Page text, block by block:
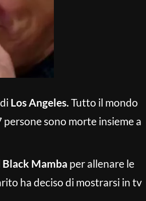
di Los Angeles. Tutto il mondo
persone sono morte insieme a
Black Mamba per allenare le
ha deciso di mostrarsi in tv